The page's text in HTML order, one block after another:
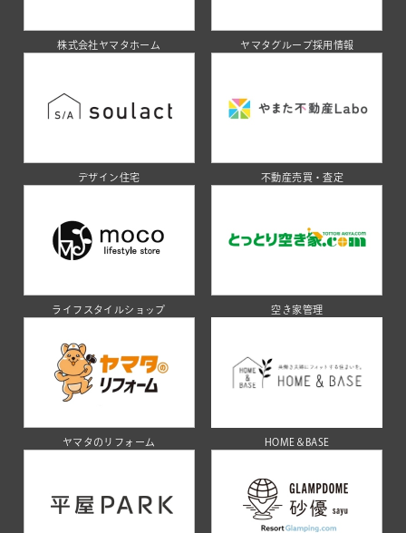
株式会社ヤマタホーム ヤマタグループ採用情報
デザイン住宅 不動産売買・査定
ライフスタイルショップ 空き家管理
ヤマタのリフォーム HOME＆BASE